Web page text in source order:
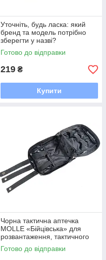
Уточніть, будь ласка: який
бренд та модель потрібно
зберегти у назві?
Готово до відправки
219 ₴
Купити
Чорна тактична аптечка
MOLLE «Бійцівська» для
розвантаження, тактичного
жилета та РПС
Готово до відправки